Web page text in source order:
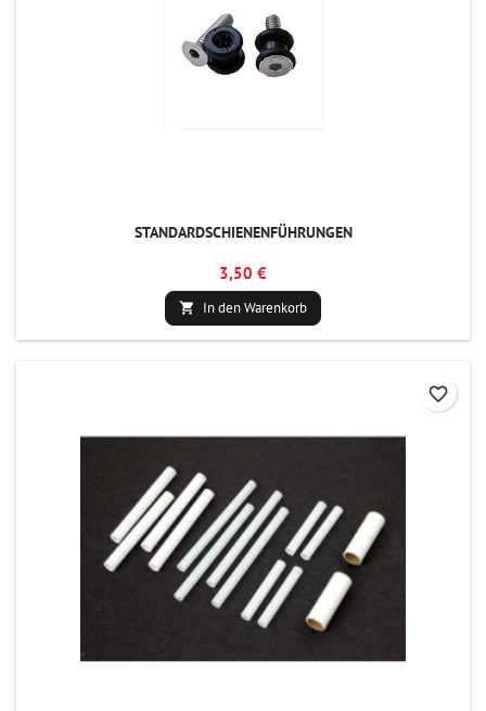
STANDARDSCHIENENFÜHRUNGEN
3,50 €
 In den Warenkorb
favorite_border